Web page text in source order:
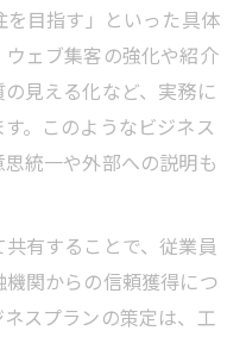
目指す」といった具体
ェブ集客の強化や紹介
見える化など、実務に
。このようなビジネス
統一や外部への説明も
有することで、従業員
関からの信頼獲得につ
スプランの策定は、工